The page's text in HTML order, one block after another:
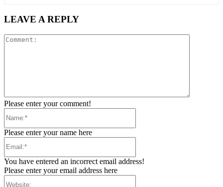
LEAVE A REPLY
Please enter your comment!
Please enter your name here
You have entered an incorrect email address!
Please enter your email address here